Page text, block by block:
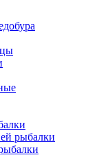
рыбалки